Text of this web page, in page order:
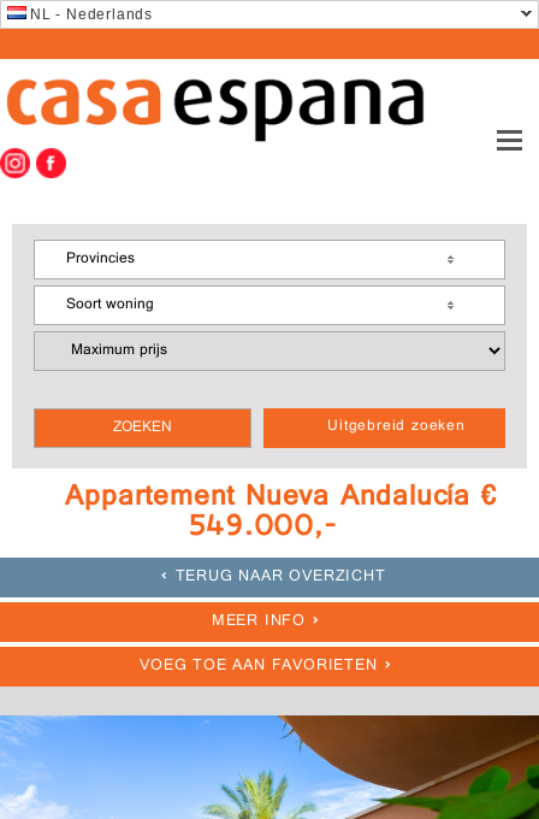
NL - Nederlands
Uitgebreid zoeken
Provincies
Soort woning
Appartement Nueva Andalucía €
549.000,-
TERUG NAAR OVERZICHT
MEER INFO
VOEG TOE AAN FAVORIETEN